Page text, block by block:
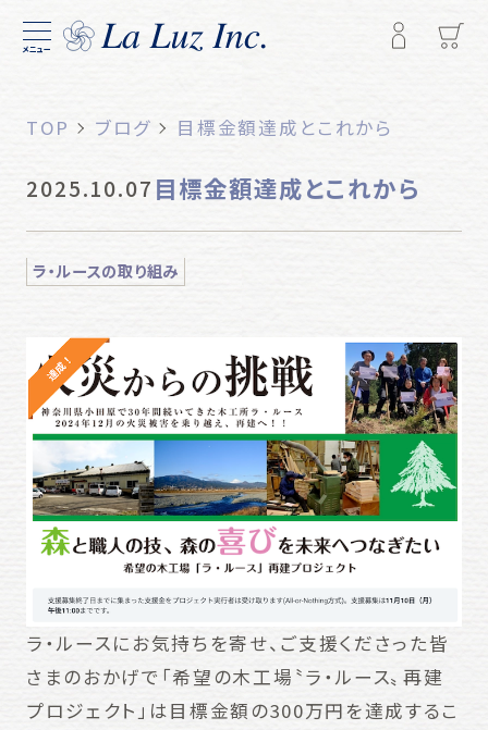
メニュー
TOP ブログ 目標金額達成とこれから
2025.10.07 目標金額達成とこれから
ラ・ルースの取り組み
ラ・ルースにお気持ちを寄せ、ご支援くださった皆
さまのおかげで「希望の木工場〝ラ・ルース〟再建
プロジェクト」は目標金額の300万円を達成するこ